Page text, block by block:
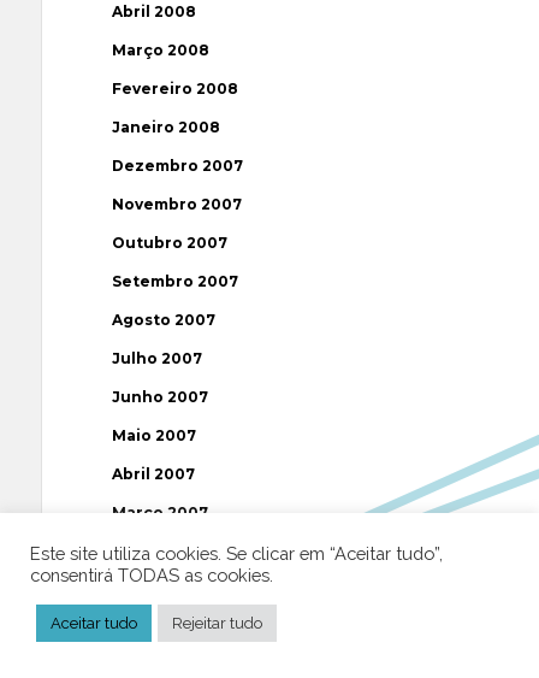
Abril 2008
Março 2008
Fevereiro 2008
Janeiro 2008
Dezembro 2007
Novembro 2007
Outubro 2007
Setembro 2007
Agosto 2007
Julho 2007
Junho 2007
Maio 2007
Abril 2007
Março 2007
Fevereiro 2007
Dezembro 2006
Este site utiliza cookies. Se clicar em “Aceitar tudo”,
consentirá TODAS as cookies.
Aceitar tudo Rejeitar tudo